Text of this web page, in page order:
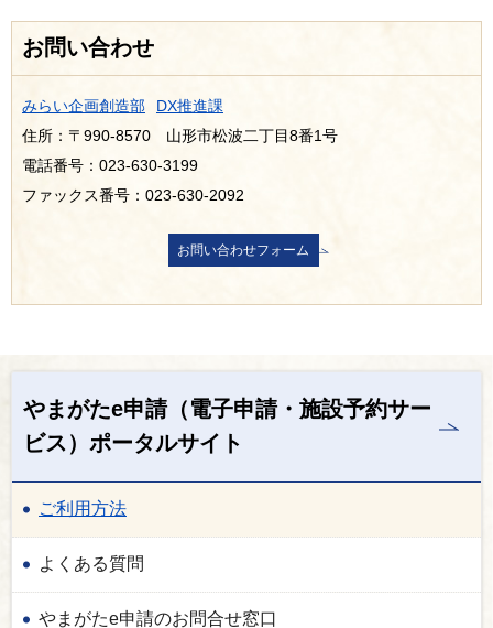
お問い合わせ
みらい企画創造部
DX推進課
住所：〒990-8570 山形市松波二丁目8番1号
電話番号：023-630-3199
ファックス番号：023-630-2092
やまがたe申請（電子申請・施設予約サー
ビス）ポータルサイト
ご利用方法
よくある質問
やまがたe申請のお問合せ窓口